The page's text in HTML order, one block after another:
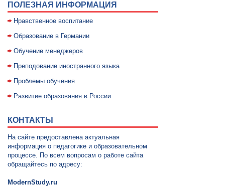
ПОЛЕЗНАЯ ИНФОРМАЦИЯ
Нравственное воспитание
Образование в Германии
Обучение менеджеров
Преподование иностранного языка
Проблемы обучения
Развитие образования в России
КОНТАКТЫ
На сайте предоставлена актуальная
информация о педагогике и образовательном
процессе. По всем вопросам о работе сайта
обращайтесь по адресу:
ModernStudy.ru